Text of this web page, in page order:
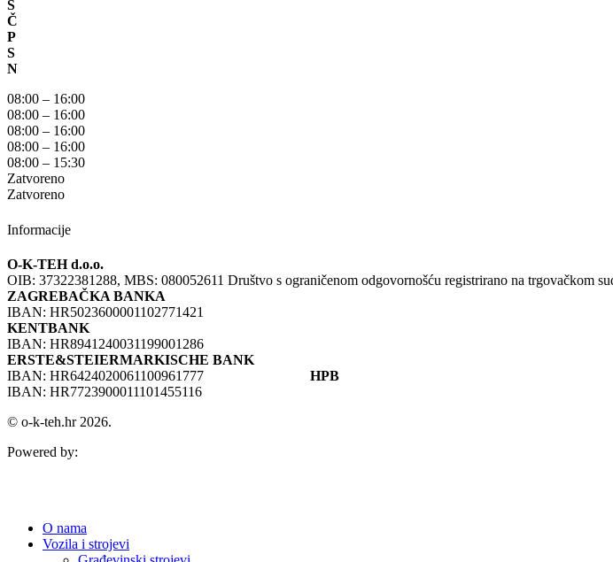
S
Č
P
S
N
08:00 – 16:00
08:00 – 16:00
08:00 – 16:00
08:00 – 16:00
08:00 – 15:30
Zatvoreno
Zatvoreno
Informacije
O-K-TEH d.o.o.
OIB: 37322381288, MBS: 080052611 Društvo s ograničenom odgovornošću registrirano na trgovačkom
ZAGREBAČKA BANKA
IBAN: HR5023600001102771421
KENTBANK
IBAN: HR8941240031199001286
ERSTE&STEIERMARKISCHE BANK
IBAN: HR6424020061100961777 HPB
IBAN: HR7723900011101455116
© o-k-teh.hr 2026.
Powered by:
O nama
Vozila i strojevi